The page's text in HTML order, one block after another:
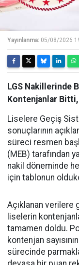
Yayınlanma: 05/08/2026
LGS Nakillerinde
Kontenjanlar Bitti,
Liselere Geçiş
sonuçlarının
süreci resmen
(MEB) tarafından
nakil döneminde
için tablonun
Açıklanan verilere
liselerin
tamamen doldu.
kontenjan
sürecinde